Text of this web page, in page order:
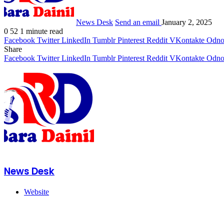
News Desk Send an email January 2, 2025
0 52 1 minute read
Facebook Twitter LinkedIn Tumblr Pinterest Reddit VKontakte
Share
Facebook Twitter LinkedIn Tumblr Pinterest Reddit VKontakte
News Desk
Website